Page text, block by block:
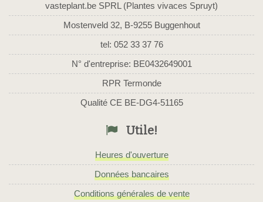
vasteplant.be SPRL (Plantes vivaces Spruyt)
Mostenveld 32, B-9255 Buggenhout
tel: 052 33 37 76
N° d'entreprise: BE0432649001
RPR Termonde
Qualité CE BE-DG4-51165
Utile!
Heures d'ouverture
Données bancaires
Conditions générales de vente